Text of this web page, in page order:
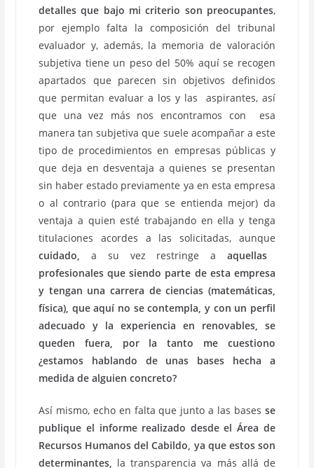
detalles que bajo mi criterio son preocupantes,
por ejemplo falta la composición del tribunal
evaluador y, además, la memoria de valoración
subjetiva tiene un peso del 50% aquí se recogen
apartados que parecen sin objetivos definidos
que permitan evaluar a los y las aspirantes, así
que una vez más nos encontramos con esa
manera tan subjetiva que suele acompañar a este
tipo de procedimientos en empresas públicas y
que deja en desventaja a quienes se presentan
sin haber estado previamente ya en esta empresa
o al contrario (para que se entienda mejor) da
ventaja a quien esté trabajando en ella y tenga
titulaciones acordes a las solicitadas, aunque
cuidado,a su vez restringe a aquellas
profesionales que siendo parte de esta empresa
y tengan una carrera de ciencias (matemáticas,
física), que aquí no se contempla, y con un perfil
adecuado y la experiencia en renovables, se
queden fuera, por la tanto me cuestiono
¿estamos hablando de unas bases hecha a
medida de alguien concreto?
Así mismo, echo en falta que junto a las bases se
publique el informe realizado desde el Área de
Recursos Humanos del Cabildo, ya que estos son
determinantes, la transparencia va más allá de